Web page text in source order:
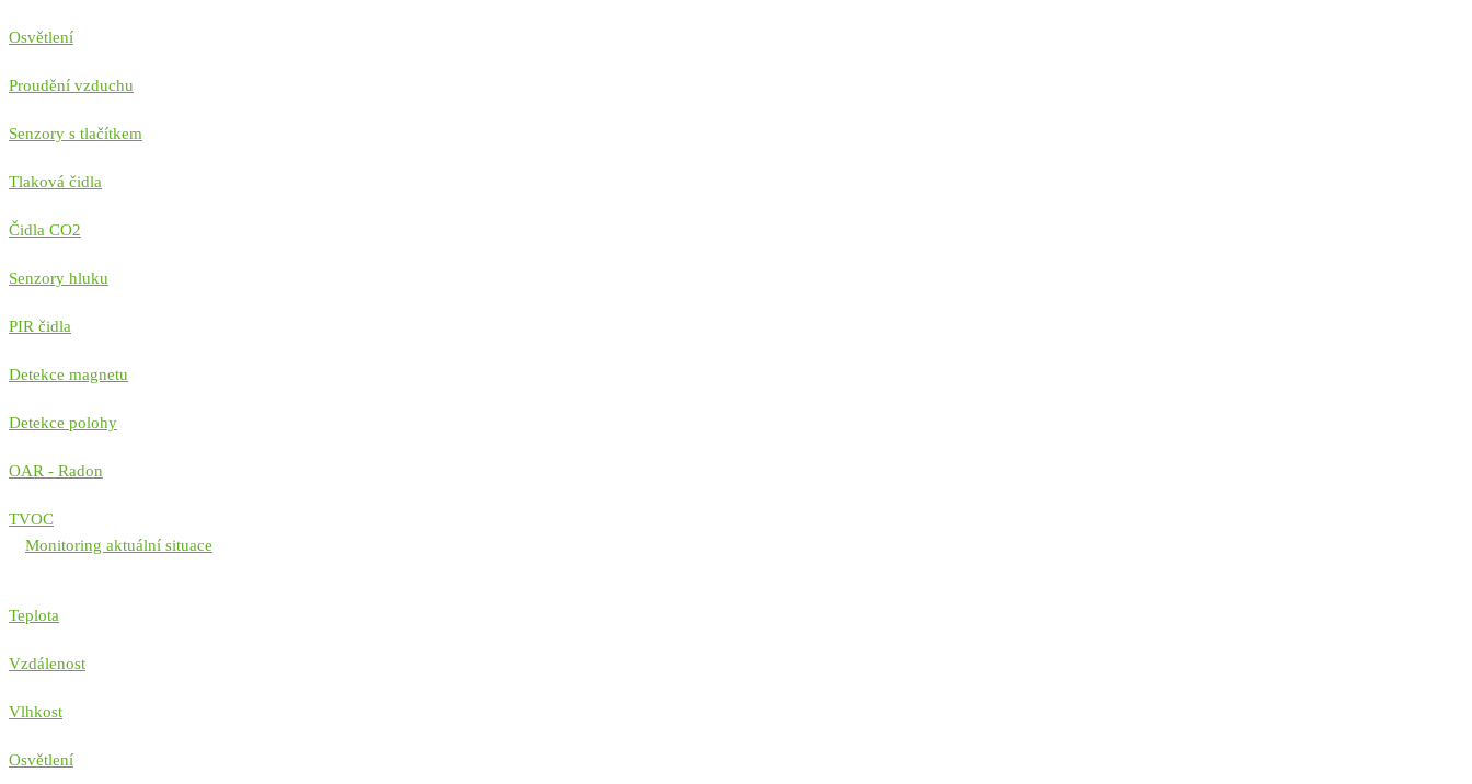
Osvětlení
Proudění vzduchu
Senzory s tlačítkem
Tlaková čidla
Čidla CO2
Senzory hluku
PIR čidla
Detekce magnetu
Detekce polohy
OAR - Radon
TVOC
Monitoring aktuální situace
Teplota
Vzdálenost
Vlhkost
Osvětlení